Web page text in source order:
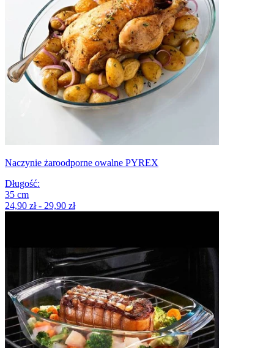
Naczynie żaroodporne owalne PYREX
Długość:
35 cm
24,90 zł - 29,90 zł